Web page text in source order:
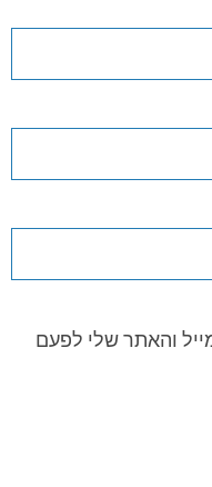
והאתר שלי לפעם